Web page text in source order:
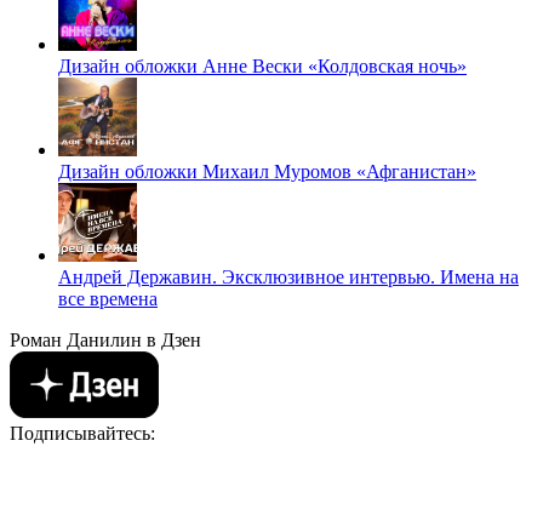
Дизайн обложки Анне Вески «Колдовская ночь»
Дизайн обложки Михаил Муромов «Афганистан»
Андрей Державин. Эксклюзивное интервью. Имена на
все времена
Роман Данилин в Дзен
Подписывайтесь: